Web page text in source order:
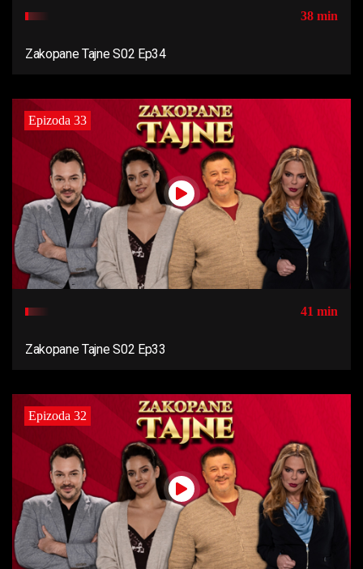
38 min
Zakopane Tajne S02 Ep34
Epizoda 33
41 min
Zakopane Tajne S02 Ep33
Epizoda 32